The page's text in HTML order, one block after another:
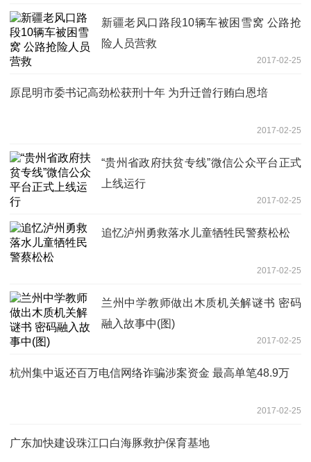
新疆老风口路段10辆车被困雪窝 公路抢
险人员营救
2017-02-25
原昆明市委书记高劲松获刑十年 为升迁曾行贿白恩培
2017-02-25
“贵州省政府扶贫专线”微信公众平台正式
上线运行
2017-02-25
追忆泸州勇救落水儿童牺牲民警蔡松松
2017-02-25
兰州中学教师做出木质机关解谜书 密码
融入故事中(图)
2017-02-25
杭州集中返还百万电信网络诈骗涉案资金 最高单笔48.9万
2017-02-25
广东加快建设珠江口白海豚救护保育基地